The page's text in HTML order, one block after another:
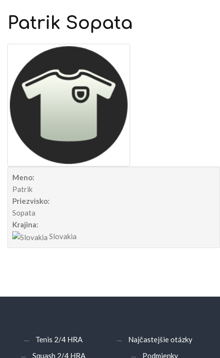
Patrik Sopata
Meno:
Patrik
Priezvisko:
Sopata
Krajina:
Slovakia
Tenis 2/4 HRA
Squash 2/4 HRA
Najčastejšie otázky
Podmienky